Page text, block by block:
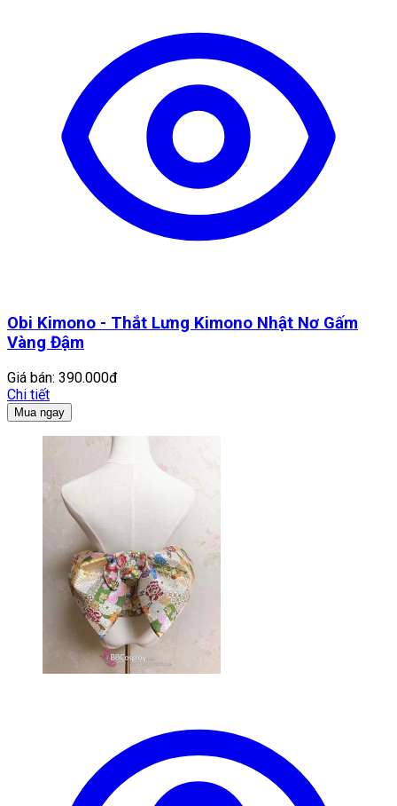
Obi Kimono - Thắt Lưng Kimono Nhật Nơ Gấm
Vàng Đậm
Giá bán: 390.000đ
Chi tiết
Mua ngay